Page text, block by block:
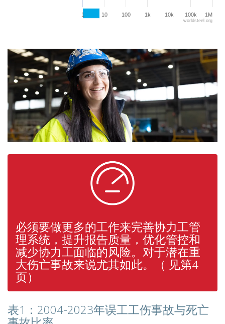
1 10 100 1k 10k 100k 1M
worldsteel.org
必须要做更多的工作来完善协力工管
理系统，提升报告质量，优化管控和
减少协力工面临的风险。对于潜在重
大伤亡事故来说尤其如此。（ 见第4
页）
表1：2004-2023年误工工伤事故与死亡